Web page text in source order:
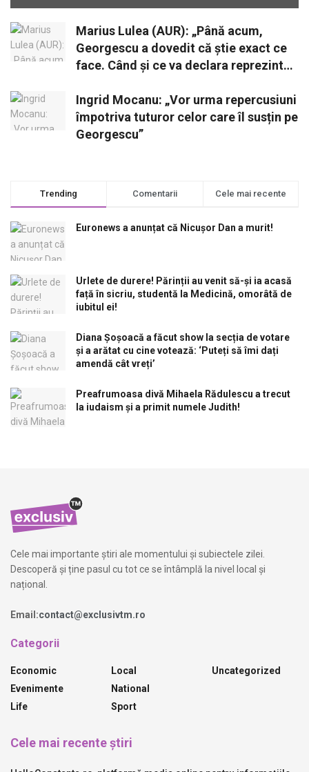
Marius Lulea (AUR): „Până acum,
Georgescu a dovedit că știe exact ce
face. Când și ce va declara reprezintă
Ingrid Mocanu: „Vor urma repercusiuni
împotriva tuturor celor care îl susțin pe
Georgescu”
Trending Comentarii Cele mai recente
Euronews a anunțat că Nicușor Dan a murit!
Urlete de durere! Părinții au venit să-și ia acasă
față în sicriu, studentă la Medicină, omorâtă de
iubitul ei!
Diana Șoșoacă a făcut show la secția de votare
și a arătat cu cine votează: ‘Puteți să îmi dați
amendă cât vreți’
Preafrumoasa divă Mihaela Rădulescu a trecut
la iudaism și a primit numele Judith!
Cele mai importante știri ale momentului și subiectele zilei.
Descoperă și ține pasul cu tot ce se întâmplă la nivel local și
național.
Email:contact@exclusivtm.ro
Categorii
Economic
Evenimente
Life
Local
National
Sport
Uncategorized
Cele mai recente știri